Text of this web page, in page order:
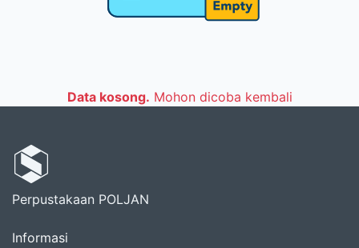
Data kosong. Mohon dicoba kembali
Perpustakaan POLJAN
Informasi